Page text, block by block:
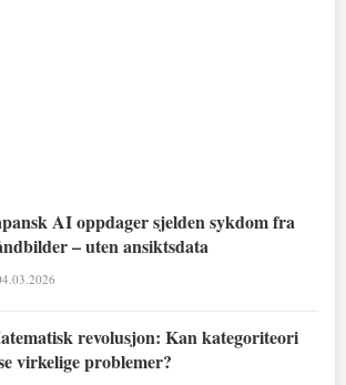
AI oppdager sjelden sykdom fra
– uten ansiktsdata
revolusjon: Kan kategoriteori
virkelige problemer?